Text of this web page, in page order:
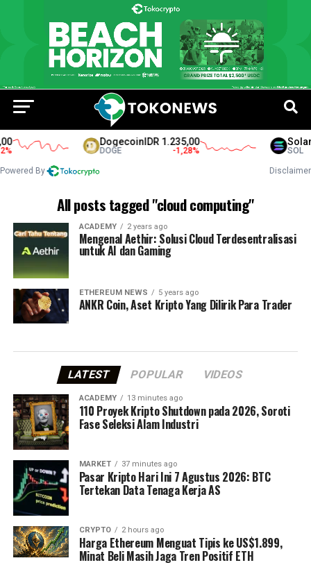
DogecoinIDR 1.235,00
DOGE -1,28% SOL
Powered By Disclaimer
All posts tagged "cloud computing"
ACADEMY 2 years ago
Mengenal Aethir: Solusi Cloud Terdesentralisasi
untuk AI dan Gaming
ETHEREUM NEWS 5 years ago
ANKR Coin, Aset Kripto Yang Dilirik Para Trader
LATEST POPULAR VIDEOS
ACADEMY 13 minutes ago
110 Proyek Kripto Shutdown pada 2026, Soroti
Fase Seleksi Alam Industri
MARKET 37 minutes ago
Pasar Kripto Hari Ini 7 Agustus 2026: BTC
Tertekan Data Tenaga Kerja AS
CRYPTO 2 hours ago
Harga Ethereum Menguat Tipis ke US$1.899,
Minat Beli Masih Jaga Tren Positif ETH